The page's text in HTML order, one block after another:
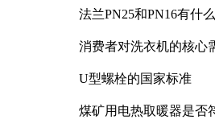
法兰PN25和PN16有什
消费者对洗衣机的核心
U型螺栓的国家标准
煤矿用电热取暖器是否